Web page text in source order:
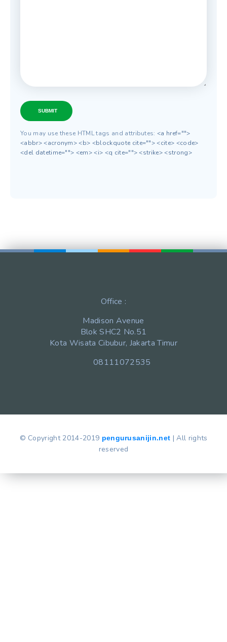
SUBMIT
You may use these HTML tags and attributes:<a href="">
<abbr> <acronym> <b> <blockquote cite=""> <cite> <code>
<del datetime=""> <em> <i> <q cite=""> <strike> <strong>
Office :
Madison Avenue
Blok SHC2 No.51
Kota Wisata Cibubur, Jakarta Timur
08111072535
© Copyright 2014-2019 pengurusanijin.net | All rights
reserved